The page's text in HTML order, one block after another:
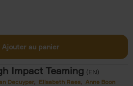
Ajouter au panier
Impact Teaming (EN)
Decuyper Elisabeth Raes
Anne Boon